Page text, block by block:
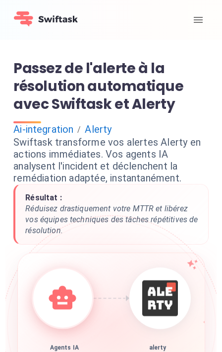
Passez de l'alerte à la
résolution automatique
avec Swiftask et Alerty
Ai-integration / Alerty
Swiftask transforme vos alertes Alerty en
actions immédiates. Vos agents IA
analysent l'incident et déclenchent la
remédiation adaptée, instantanément.
Résultat :
Réduisez drastiquement votre MTTR et libérez
vos équipes techniques des tâches répétitives de
résolution.
Agents IA alerty